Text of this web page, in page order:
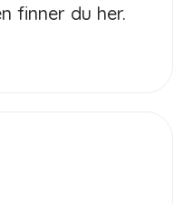
finner du her.